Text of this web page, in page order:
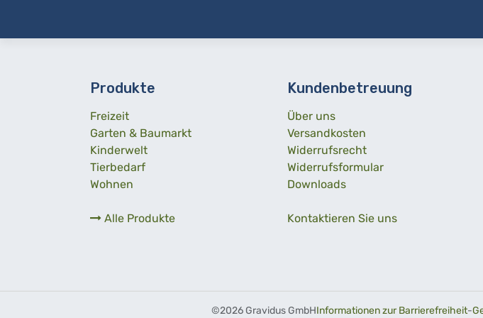
Produkte
Freizeit
Garten & Baumarkt
Kinderwelt
Tierbedarf
Wohnen
Alle Produkte
Kundenbetreuung
Über uns
Versandkosten
Widerrufsrecht
Widerrufsformular
Downloads
Kontaktieren Sie uns
©2026 Gravidus GmbHInformationen zur Barrierefreiheit-